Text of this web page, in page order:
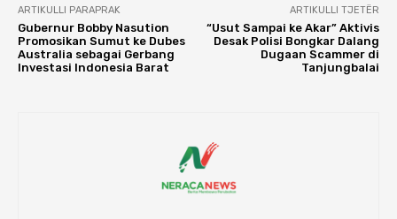
ARTIKULLI PARAPRAK
Gubernur Bobby Nasution
Promosikan Sumut ke Dubes
Australia sebagai Gerbang
Investasi Indonesia Barat
ARTIKULLI TJETËR
“Usut Sampai ke Akar” Aktivis
Desak Polisi Bongkar Dalang
Dugaan Scammer di
Tanjungbalai